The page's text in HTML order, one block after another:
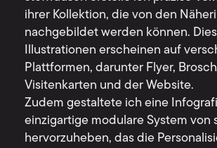
ihrer Kollektion, die von den
nachgebildet werden können.
Illustrationen erscheinen auf
Plattformen, darunter Flyer,
Visitenkarten und der Website.
Zudem gestaltete ich eine
einzigartige modulare System von
hervorzuheben, das die